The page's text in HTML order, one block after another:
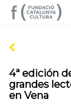
4ª edición
grandes
en Vena